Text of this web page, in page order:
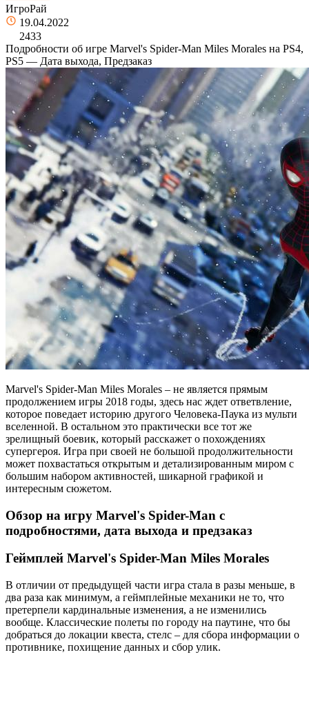
ИгроРай
19.04.2022
2433
Подробности об игре Marvel's Spider-Man Miles Morales на PS4,
PS5 — Дата выхода, Предзаказ
Marvel's Spider-Man Miles Morales – не является прямым
продолжением игры 2018 годы, здесь нас ждет ответвление,
которое поведает историю другого Человека-Паука из мульти
вселенной. В остальном это практически все тот же
зрелищный боевик, который расскажет о похождениях
супергероя. Игра при своей не большой продолжительности
может похвастаться открытым и детализированным миром с
большим набором активностей, шикарной графикой и
интересным сюжетом.
Обзор на игру Marvel's Spider-Man с
подробностями, дата выхода и предзаказ
Геймплей Marvel's Spider-Man Miles Morales
В отличии от предыдущей части игра стала в разы меньше, в
два раза как минимум, а геймплейные механики не то, что
претерпели кардинальные изменения, а не изменились
вообще. Классические полеты по городу на паутине, что бы
добраться до локации квеста, стелс – для сбора информации о
противнике, похищение данных и сбор улик.